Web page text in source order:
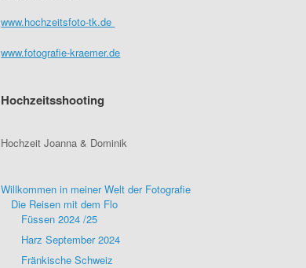
www.hochzeitsfoto-tk.de
www.fotografie-kraemer.de
Hochzeitsshooting
Hochzeit Joanna & Dominik
Willkommen in meiner Welt der Fotografie
Die Reisen mit dem Flo
Füssen 2024 /25
Harz September 2024
Fränkische Schweiz